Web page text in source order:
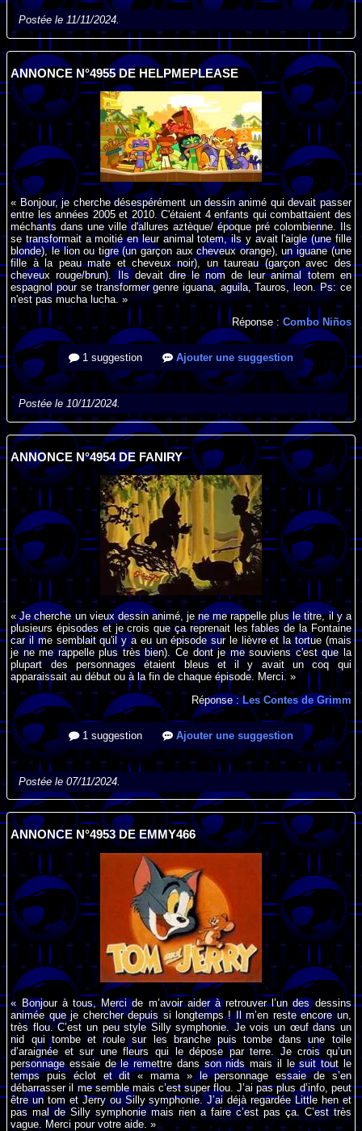
Postée le 11/11/2024.
ANNONCE N°4955 DE HELPMEPLEASE
« Bonjour, je cherche désespérément un dessin animé qui devait passer
entre les années 2005 et 2010. C'étaient 4 enfants qui combattaient des
méchants dans une ville d'allures aztèque/ époque pré colombienne. Ils
se transformait a moitié en leur animal totem, ils y avait l'aigle (une fille
blonde), le lion ou tigre (un garçon aux cheveux orange), un iguane (une
fille à la peau mate et cheveux noir), un taureau (garçon avec des
cheveux rouge/brun). Ils devait dire le nom de leur animal totem en
espagnol pour se transformer genre iguana, aguila, Tauros, leon. Ps: ce
n'est pas mucha lucha. »
Réponse : Combo Niños
1 suggestion Ajouter une suggestion
Postée le 10/11/2024.
ANNONCE N°4954 DE FANIRY
« Je cherche un vieux dessin animé, je ne me rappelle plus le titre, il y a
plusieurs épisodes et je crois que ça reprenait les fables de la Fontaine
car il me semblait qu'il y a eu un épisode sur le lièvre et la tortue (mais
je ne me rappelle plus très bien). Ce dont je me souviens c'est que la
plupart des personnages étaient bleus et il y avait un coq qui
apparaissait au début ou à la fin de chaque épisode. Merci. »
Réponse :Les Contes de Grimm
1 suggestion Ajouter une suggestion
Postée le 07/11/2024.
ANNONCE N°4953 DE EMMY466
« Bonjour à tous, Merci de m’avoir aider à retrouver l’un des dessins
animée que je chercher depuis si longtemps ! Il m’en reste encore un,
très flou. C’est un peu style Silly symphonie. Je vois un œuf dans un
nid qui tombe et roule sur les branche puis tombe dans une toile
d’araignée et sur une fleurs qui le dépose par terre. Je crois qu’un
personnage essaie de le remettre dans son nids mais il le suit tout le
temps puis éclot et dit « mama » le personnage essaie de s’en
débarrasser il me semble mais c’est super flou. J’ai pas plus d’info, peut
être un tom et Jerry ou Silly symphonie. J’ai déjà regardée Little hen et
pas mal de Silly symphonie mais rien a faire c’est pas ça. C’est très
vague. Merci pour votre aide. »